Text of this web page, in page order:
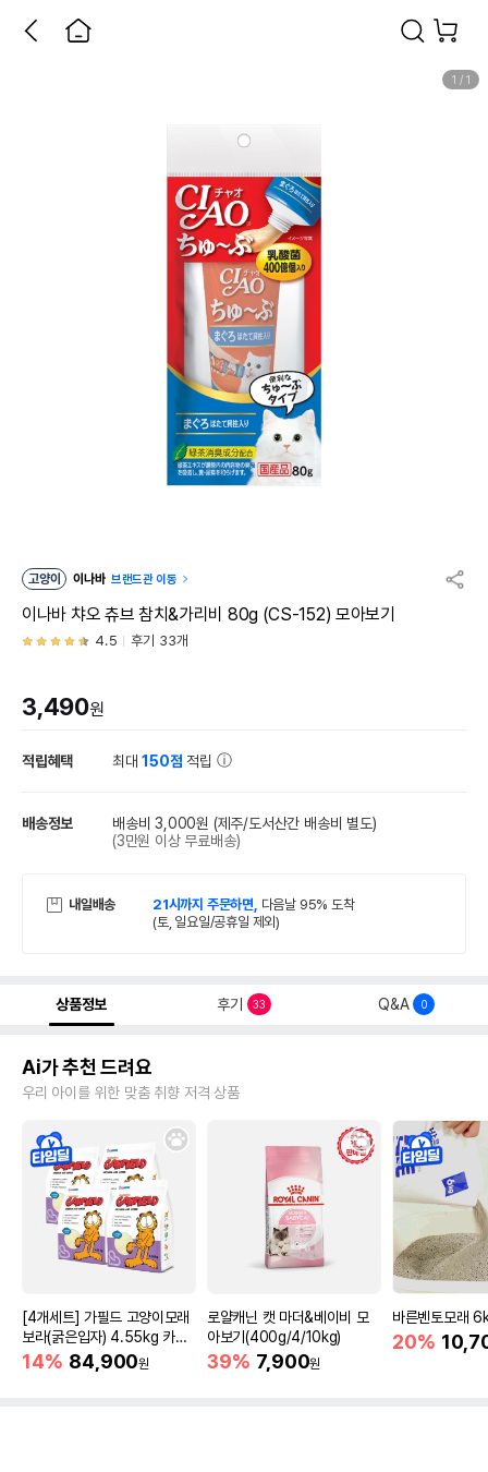
1 / 1
고양이 이나바 브랜드관 이동
이나바 챠오 츄브 참치&가리비 80g (CS-152) 모아보기
4.5 후기 33개
3,490원
적립혜택 최대150점 적립
배송정보 배송비 3,000원 (제주/도서산간 배송비 별도)
(3만원 이상 무료배송)
내일배송 21시까지 주문하면, 다음날 95% 도착
(토, 일요일/공휴일 제외)
상품정보 후기 33 Q&A 0
Ai가 추천 드려요
우리 아이를 위한 맞춤 취향 저격 상품
[4개세트] 가필드 고양이모래
보라(굵은입자) 4.55kg 카사
바모래
14% 84,900원
로얄캐닌 캣 마더&베이비 모
아보기(400g/4/10kg)
39% 7,900원
바른벤토모래
20%